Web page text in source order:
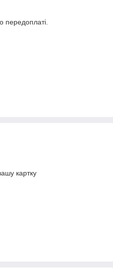
передоплаті.
картку